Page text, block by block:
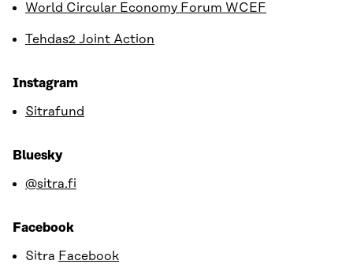
World Circular Economy Forum WCEF
Tehdas2 Joint Action
Instagram
Sitrafund
Bluesky
@sitra.fi
Facebook
Sitra Facebook